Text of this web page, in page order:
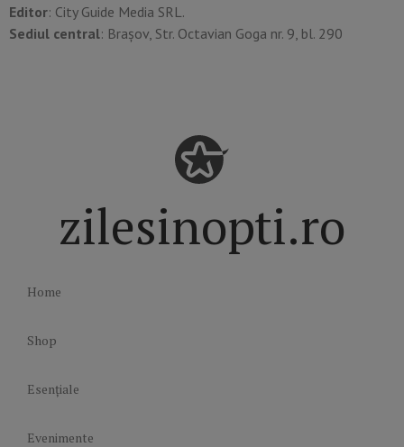
Editor: City Guide Media SRL.
Sediul central: Brașov, Str. Octavian Goga nr. 9, bl. 290
zilesinopti.ro
Home
Shop
Esențiale
Evenimente